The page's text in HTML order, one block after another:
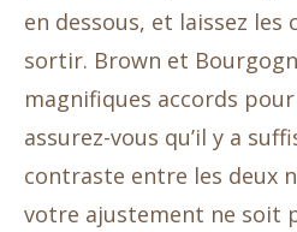
en dessous, et laissez les
sortir. Brown et
magnifiques accords
assurez-vous qu’il y a
contraste entre les deux
votre ajustement ne soit